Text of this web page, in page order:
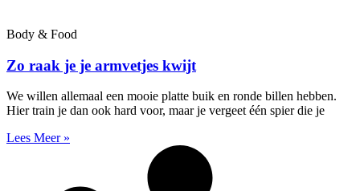
Body & Food
Zo raak je je armvetjes kwijt
We willen allemaal een mooie platte buik en ronde billen hebben.
Hier train je dan ook hard voor, maar je vergeet één spier die je
Lees Meer »